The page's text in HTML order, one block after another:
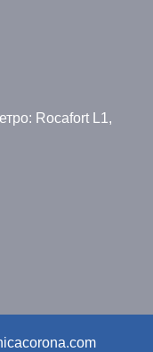
Rocafort L1,